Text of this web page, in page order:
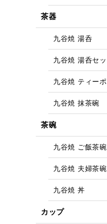
茶器
九谷焼 湯呑
九谷焼 湯呑セッ
九谷焼 ティーポ
九谷焼 抹茶碗
茶碗
九谷焼 ご飯茶碗
九谷焼 夫婦茶碗
九谷焼 丼
カップ